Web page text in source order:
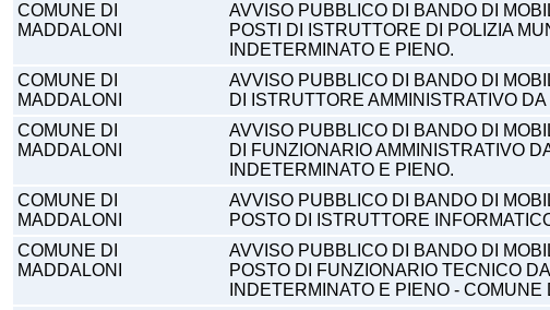
COMUNE DI
MADDALONI
AVVISO PUBBLICO DI BANDO DI
POSTI DI ISTRUTTORE DI POLIZIA
INDETERMINATO E PIENO.
COMUNE DI
MADDALONI
AVVISO PUBBLICO DI BANDO DI
DI ISTRUTTORE AMMINISTRATIVO
COMUNE DI
MADDALONI
AVVISO PUBBLICO DI BANDO DI
DI FUNZIONARIO AMMINISTRATIVO
INDETERMINATO E PIENO.
COMUNE DI
MADDALONI
AVVISO PUBBLICO DI BANDO DI
POSTO DI ISTRUTTORE
COMUNE DI
MADDALONI
AVVISO PUBBLICO DI BANDO DI
POSTO DI FUNZIONARIO TECNICO
INDETERMINATO E PIENO - COMUNE